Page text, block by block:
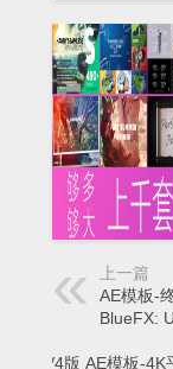
上一篇
AE模板-
BlueFX:
更新V4版 AE模板-